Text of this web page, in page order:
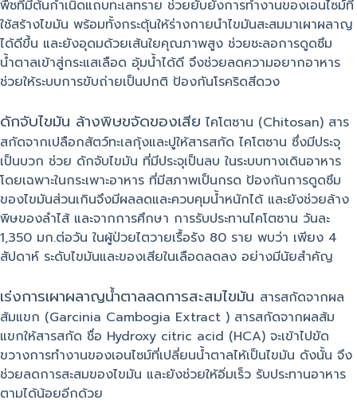
พืชที่มีต้นกำเนิดแถบทะเลทราย ช่วยยับยั้งการทำงานของเอนไซม์ที่
ใช้สร้างไขมัน พร้อมทั้งกระตุ้นให้ร่างกายนำไขมันสะสมมาเผาผลาญ
ได้ดีขึ้น และยังอุดมด้วยเส้นใยคุณภาพสูง ช่วยชะลอการดูดซึม
น้ำตาลเข้าสู่กระแสเลือด อุ้มน้ำได้ดี จึงช่วยลดความอยากอาหาร
ช่วยให้ระบบการขับถ่ายเป็นปกติ ป้องกันโรคริดสีดวง
ดักจับไขมัน ล้างพิษขจัดของเสีย ไคโตซาน (Chitosan) สาร
สกัดจากเปลือกสัตว์ทะเลกุ้งและปูให้สารสกัด ไคโตซาน ซึ่งมีประจุ
เป็นบวก ช่วย ดักจับไขมัน ที่มีประจุเป็นลบ ในระบบทางเดินอาหาร
โดยเฉพาะในกระเพาะอาหาร ที่มีสภาพเป็นกรด ป้องกันการดูดซึม
ของไขมันส่วนเกินจึงมีผลลดและควบคุมน้ำหนักได้ และยังช่วยล้าง
พิษของลำไส้ และจากการศึกษา การรับประทานไคโตซาน วันละ
1,350 มก.ต่อวัน ในผู้ป่วยไตวายเรื้อรัง 80 ราย พบว่า เพียง 4
สัปดาห์ ระดับไขมันและของเสียในเลือดลดลง อย่างมีนัยสำคัญ
เร่งการเผาผลาญน้ำตาลลดการสะสมไขมัน สารสกัดจากผล
ส้มแขก (Garcinia Cambogia Extract ) สารสกัดจากผลส้ม
แขกให้สารสกัด ชื่อ Hydroxy citric acid (HCA) จะเข้าไปขัด
ขวางการทำงานของเอนไซม์ที่เปลี่ยนน้ำตาลไห้เป็นไขมัน ดังนั้น จึง
ช่วยลดการสะสมของไขมัน และยังช่วยให้อิ่มเร็ว รับประทานอาหาร
ตามได้น้อยอีกด้วย